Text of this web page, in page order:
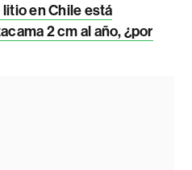
en Chile está
2 cm al año, ¿por